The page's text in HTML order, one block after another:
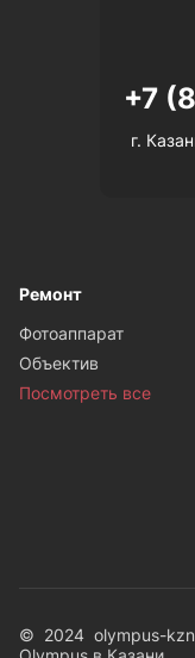
+7
г.
Ремонт
Фотоаппарат
Объектив
Посмотреть все
© 2024 olympus-